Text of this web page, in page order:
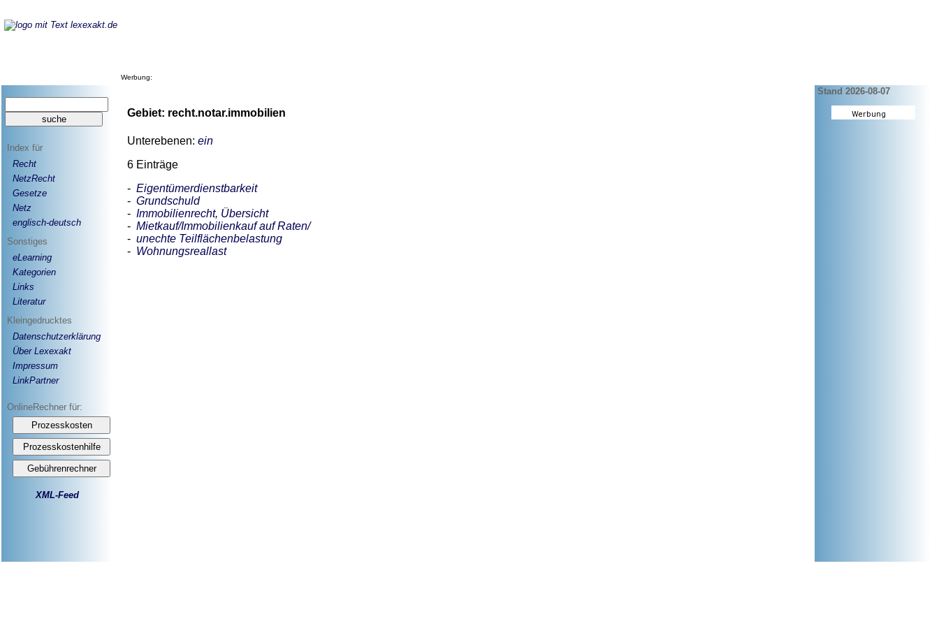
Werbung:
Index für
Recht
NetzRecht
Gesetze
Netz
englisch-deutsch
Sonstiges
eLearning
Kategorien
Links
Literatur
Kleingedrucktes
Datenschutzerklärung
Über Lexexakt
Impressum
LinkPartner
OnlineRechner für:
XML-Feed
Gebiet: recht.notar.immobilien
Unterebenen: ein
6 Einträge
- Eigentümerdienstbarkeit
- Grundschuld
- Immobilienrecht, Übersicht
- Mietkauf/Immobilienkauf auf Raten/
- unechte Teilflächenbelastung
- Wohnungsreallast
Stand 2026-08-07